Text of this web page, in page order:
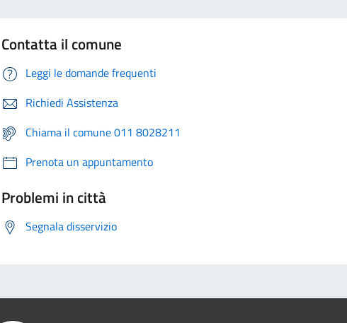
Contatta il comune
Leggi le domande frequenti
Richiedi Assistenza
Chiama il comune 011 8028211
Prenota un appuntamento
Problemi in città
Segnala disservizio